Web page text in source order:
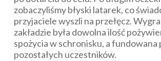
zobaczyliśmy błyski latarek, co
przyjaciele wyszli na przełęcz.
zakładzie była dowolna ilość
spożycia w schronisku, a fundowana
pozostałych uczestników.